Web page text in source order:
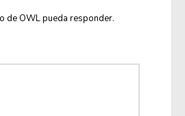
de OWL pueda responder.